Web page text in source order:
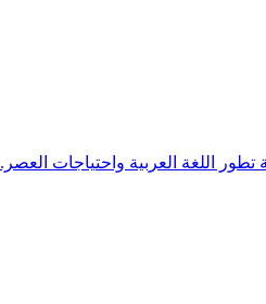
اللغة العربية واحتياجات العصر.